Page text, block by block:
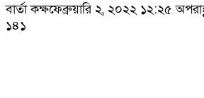
বার্তা কক্ষফেব্রুয়ারি ২, ২০২২ ১২:২৫
১৪১